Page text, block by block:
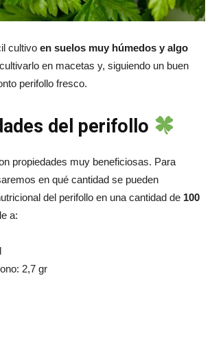
cultivo en suelos muy húmedos y algo
en macetas y, siguiendo un buen
perifollo fresco.
del perifollo
propiedades muy beneficiosas. Para
en qué cantidad se pueden
del perifollo en una cantidad de 100
a:
2,7 gr